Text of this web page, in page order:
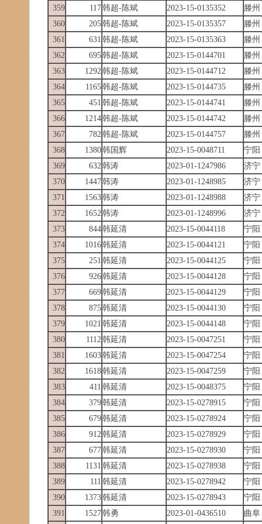
359
117韩超-陈斌 2023-15-0135352
滕州
360
205韩超-陈斌 2023-15-0135357
滕州
361
631 韩超-陈斌 2023-15-0135363
滕州
362
695韩超-陈斌 2023-15-0144701
滕州
363
1292韩超-陈斌 2023-15-0144712
滕州
364
1165韩超-陈斌 2023-15-0144735
滕州
365
451 韩超-陈斌 2023-15-0144741
滕州
366
1214韩超-陈斌 2023-15-0144742
滕州
367
782韩超-陈斌 2023-15-0144757
滕州
368
1380韩国辉 2023-15-0048711
宁阳
369
632韩涛 2023-01-1247986
济宁
370
1447韩涛 2023-01-1248985
济宁
371
1563韩涛 2023-01-1248988
济宁
372
1652韩涛 2023-01-1248996
济宁
373
844韩延清 2023-15-0044118
宁阳
374
1016韩延清 2023-15-0044121
宁阳
375
251 韩延清 2023-15-0044125
宁阳
376
926韩延清 2023-15-0044128
宁阳
377
669韩延清 2023-15-0044129
宁阳
378
875韩延清 2023-15-0044130
宁阳
379
1021 韩延清 2023-15-0044148
宁阳
380
1112韩延清 2023-15-0047251
宁阳
381
1603韩延清 2023-15-0047254
宁阳
382
1618韩延清 2023-15-0047259
宁阳
383
411 韩延清 2023-15-0048375
宁阳
384
379韩延清 2023-15-0278915
宁阳
385
679韩延清 2023-15-0278924
宁阳
386
912韩延清 2023-15-0278929
宁阳
387
677韩延清 2023-15-0278930
宁阳
388
1131 韩延清 2023-15-0278938
宁阳
389
111 韩延清 2023-15-0278942
宁阳
390
1373韩延清 2023-15-0278943
宁阳
391
1527韩勇 2023-01-0436510 曲阜